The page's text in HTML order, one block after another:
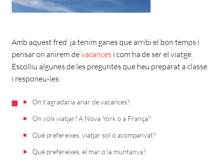
Amb aquest fred ja tenim ganes que arribi el bon temps i
pensar on anirem devacances i com ha de ser el viatge.
Escolliu algunes de les preguntes que heu preparat a classe
i responeu-les:
On t’agradaria anar de vacances?
On vols viatjar? A Nova York o a França?
Què prefereixes, viatjar sol o acompanyat?
Què prefereixes, el mar o la muntanya?